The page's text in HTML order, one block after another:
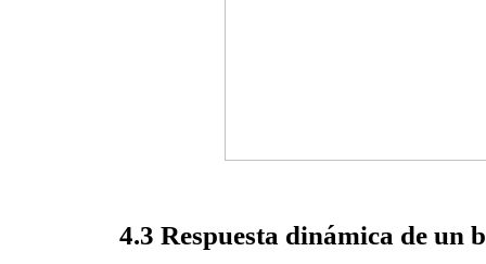
4.3 Respuesta dinámica de un